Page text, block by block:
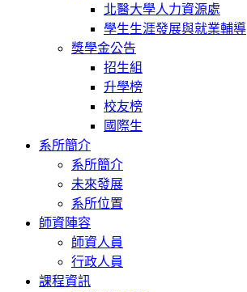
北醫大學人力資源處
學生生涯發展與就業輔導
獎學金公告
招生組
升學榜
校友榜
國際生
系所簡介
系所簡介
未來發展
系所位置
師資陣容
師資人員
行政人員
課程資訊